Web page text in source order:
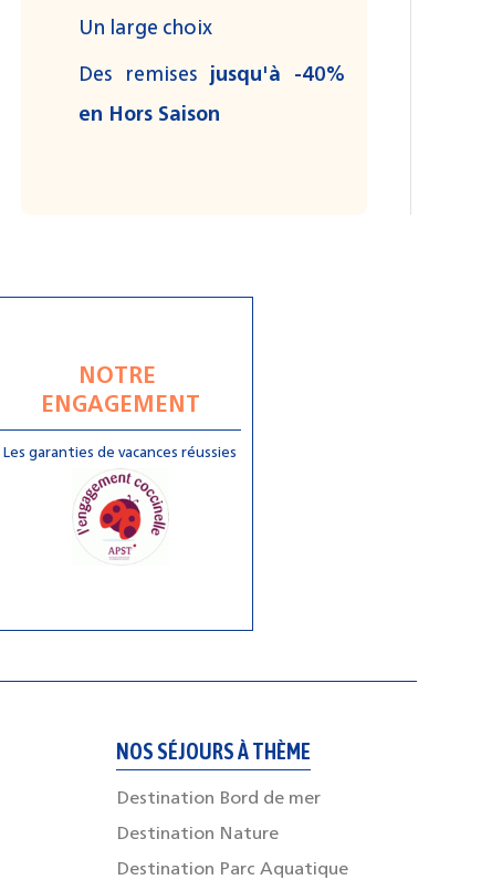
Un large choix
Des remises jusqu'à -40%
en Hors Saison
NOTRE
ENGAGEMENT
Les garanties de vacances réussies
NOS SÉJOURS À THÈME
Destination Bord de mer
Destination Nature
Destination Parc Aquatique